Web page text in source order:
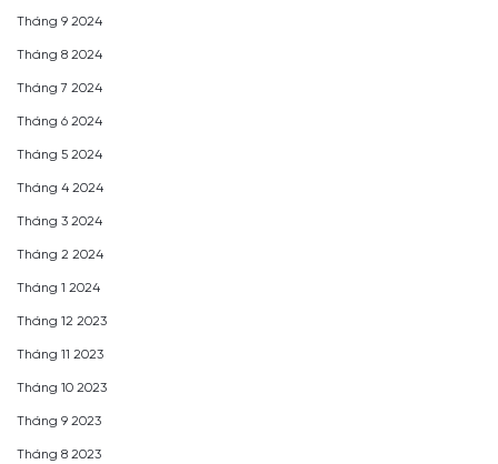
Tháng 9 2024
Tháng 8 2024
Tháng 7 2024
Tháng 6 2024
Tháng 5 2024
Tháng 4 2024
Tháng 3 2024
Tháng 2 2024
Tháng 1 2024
Tháng 12 2023
Tháng 11 2023
Tháng 10 2023
Tháng 9 2023
Tháng 8 2023